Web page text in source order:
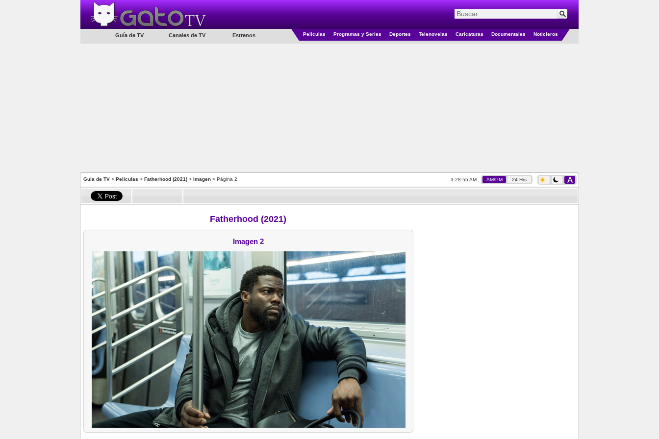
Guía de TV Canales de TV Estrenos Películas Programas y Series Deportes Telenovelas Caricaturas Documentales Noticieros
Guía de TV > Películas > Fatherhood (2021) > Imagen > Página 2 3:28:55 AM AM/PM 24 Hrs
Fatherhood (2021)
Imagen 2